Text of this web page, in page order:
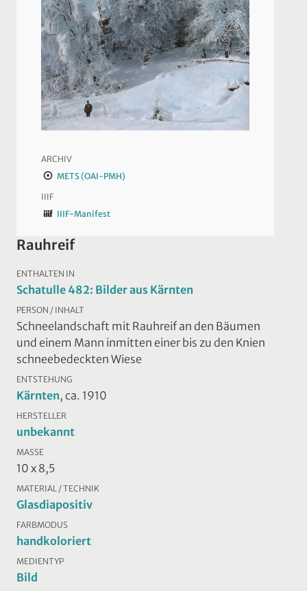
ARCHIV
METS (OAI-PMH)
IIIF
IIIF-Manifest
Rauhreif
ENTHALTEN IN
Schatulle 482: Bilder aus Kärnten
PERSON / INHALT
Schneelandschaft mit Rauhreif an den Bäumen
und einem Mann inmitten einer bis zu den Knien
schneebedeckten Wiese
ENTSTEHUNG
Kärnten, ca. 1910
HERSTELLER
unbekannt
MASSE
10 x 8,5
MATERIAL / TECHNIK
Glasdiapositiv
FARBMODUS
handkoloriert
MEDIENTYP
Bild